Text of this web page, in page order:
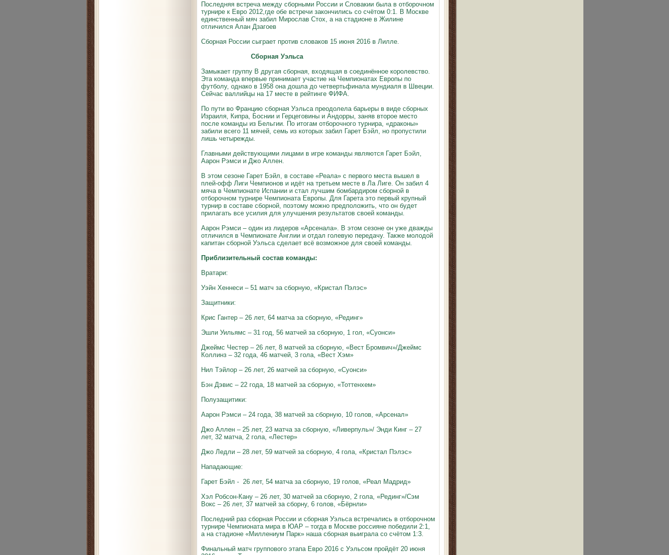
Последняя встреча между сборными России и Словакии была в отборочном
турнире к Евро 2012,где обе встречи закончились со счётом 0:1. В Москве
единственный мяч забил Мирослав Стох, а на стадионе в Жилине
отличился Алан Дзагоев
Сборная России сыграет против словаков 15 июня 2016 в Лилле.
Сборная Уэльса
Замыкает группу B другая сборная, входящая в соединённое королевство.
Эта команда впервые принимает участие на Чемпионатах Европы по
футболу, однако в 1958 она дошла до четвертьфинала мундиаля в Швеции.
Сейчас валлийцы на 17 месте в рейтинге ФИФА.
По пути во Францию сборная Уэльса преодолела барьеры в виде сборных
Израиля, Кипра, Боснии и Герцеговины и Андорры, заняв второе место
после команды из Бельгии. По итогам отборочного турнира, «драконы»
забили всего 11 мячей, семь из которых забил Гарет Бэйл, но пропустили
лишь четырежды.
Главными действующими лицами в игре команды являются Гарет Бэйл,
Аарон Рэмси и Джо Аллен.
В этом сезоне Гарет Бэйл, в составе «Реала» с первого места вышел в
плей-офф Лиги Чемпионов и идёт на третьем месте в Ла Лиге. Он забил 4
мяча в Чемпионате Испании и стал лучшим бомбардиром сборной в
отборочном турнире Чемпионата Европы. Для Гарета это первый крупный
турнир в составе сборной, поэтому можно предположить, что он будет
прилагать все усилия для улучшения результатов своей команды.
Аарон Рэмси – один из лидеров «Арсенала». В этом сезоне он уже дважды
отличился в Чемпионате Англии и отдал голевую передачу. Также молодой
капитан сборной Уэльса сделает всё возможное для своей команды.
Приблизительный состав команды:
Вратари:
Уэйн Хеннеси – 51 матч за сборную, «Кристал Пэлэс»
Защитники:
Крис Гантер – 26 лет, 64 матча за сборную, «Рединг»
Эшли Уильямс – 31 год, 56 матчей за сборную, 1 гол, «Суонси»
Джеймс Честер – 26 лет, 8 матчей за сборную, «Вест Бромвич»/Джеймс
Коллинз – 32 года, 46 матчей, 3 гола, «Вест Хэм»
Нил Тэйлор – 26 лет, 26 матчей за сборную, «Суонси»
Бэн Дэвис – 22 года, 18 матчей за сборную, «Тоттенхем»
Полузащитики:
Аарон Рэмси – 24 года, 38 матчей за сборную, 10 голов, «Арсенал»
Джо Аллен – 25 лет, 23 матча за сборную, «Ливерпуль»/ Энди Кинг – 27
лет, 32 матча, 2 гола, «Лестер»
Джо Ледли – 28 лет, 59 матчей за сборную, 4 гола, «Кристал Пэлэс»
Нападающие:
Гарет Бэйл - 26 лет, 54 матча за сборную, 19 голов, «Реал Мадрид»
Хэл Робсон-Кану – 26 лет, 30 матчей за сборную, 2 гола, «Рединг»/Сэм
Вокс – 26 лет, 37 матчей за сборну, 6 голов, «Бёрнли»
Последний раз сборная России и сборная Уэльса встречались в отборочном
турнире Чемпионата мира в ЮАР – тогда в Москве россияне победили 2:1,
а на стадионе «Миллениум Парк» наша сборная выиграла со счётом 1:3.
Финальный матч группового этапа Евро 2016 с Уэльсом пройдёт 20 июня